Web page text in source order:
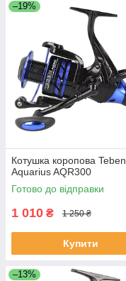
–19%
Котушка коропова Teben
Aquarius AQR300
Готово до відправки
1 010 ₴ 1 250 ₴
Купити
–13%